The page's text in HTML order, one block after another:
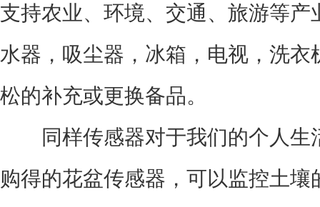
支持农业、环境、交通、旅游等
水器，吸尘器，冰箱，电视，洗
松的补充或更换备品。
同样传感器对于我们的个人生
购得的花盆传感器，可以监控土